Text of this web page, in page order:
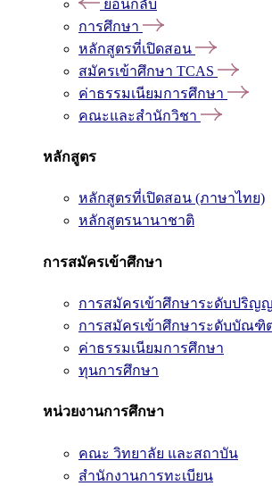
ย้อนกลับ
การศึกษา
หลักสูตรที่เปิดสอน
สมัครเข้าศึกษา TCAS
ค่าธรรมเนียมการศึกษา
คณะและสำนักวิชา
หลักสูตร
หลักสูตรที่เปิดสอน (ภาษาไทย)
หลักสูตรนานาชาติ
การสมัครเข้าศึกษา
การสมัครเข้าศึกษาระดับปริ
การสมัครเข้าศึกษาระดับบัณฑิ
ค่าธรรมเนียมการศึกษา
ทุนการศึกษา
หน่วยงานการศึกษา
คณะ วิทยาลัย และสถาบัน
สำนักงานการทะเบียน